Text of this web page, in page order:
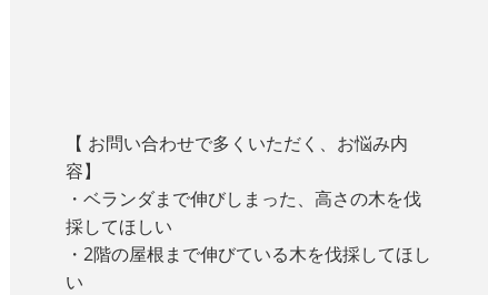
【 お問い合わせで多くいただく、お悩み内
容】
・ベランダまで伸びしまった、高さの木を伐
採してほしい
・2階の屋根まで伸びている木を伐採してほし
い